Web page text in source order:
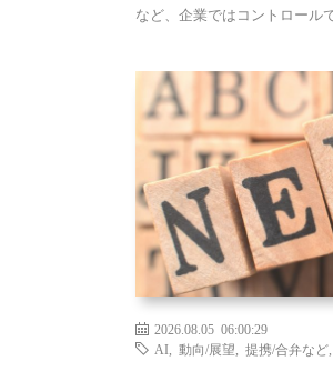
など、企業ではコントロール
2026.08.05 06:00:29
AI
動向/展望 提携/合弁など